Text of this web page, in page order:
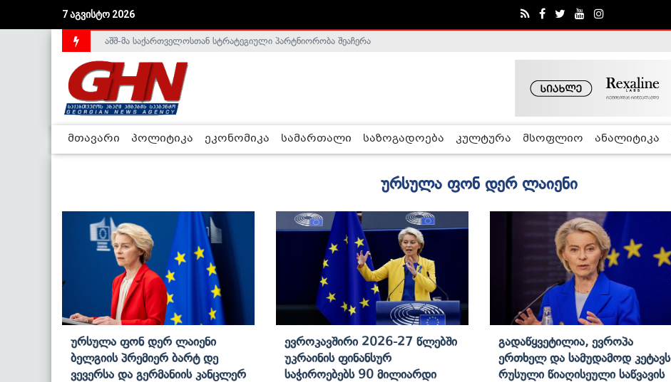
7 აგვისტო 2026
საქართველოს დე-ფაქტო მთავრობა არალეგიტიმურია - ჰელსინკის კომისია
აშშ-მა საქართველოსთან სტრატეგიული პარტნიორობა შეაჩერა
მთავარი პოლიტიკა ეკონომიკა სამართალი საზოგადოება კულტურა მსოფლიო ანალიტიკა
ურსულა ფონ დერ ლაიენი
Ურსულა Ფონ Დერ Ლაიენი
Ბელგიის Პრემიერ Ბარტ Დე
Ვევერსა Და Გერმანიის Კანცლერ
Ევროკავშირი 2026-27 Წლებში
Უკრაინის Ფინანსურ
Საჭიროებებს 90 Მილიარდი
Გადაწყვეტილია, Ევროპა
Ერთხელ Და Სამუდამოდ Კეტავს
Რუსული Წიაღისეული Საწვავის